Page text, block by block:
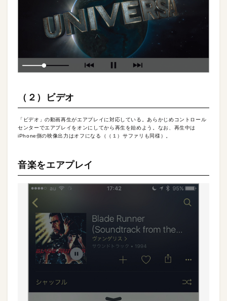
（２）ビデオ
「ビデオ」の動画再生がエアプレイに対応している。あらかじめコントロール
センターでエアプレイをオンにしてから再生を始めよう。なお、再生中は
iPhone側の映像出力はオフになる（（１）サファリも同様）。
音楽をエアプレイ